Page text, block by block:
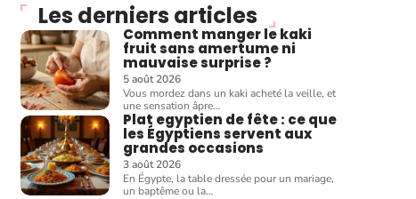
Les derniers articles
Comment manger le kaki
fruit sans amertume ni
mauvaise surprise ?
5 août 2026
Vous mordez dans un kaki acheté la veille, et
une sensation âpre…
Plat egyptien de fête : ce que
les Égyptiens servent aux
grandes occasions
3 août 2026
En Égypte, la table dressée pour un mariage,
un baptême ou la…